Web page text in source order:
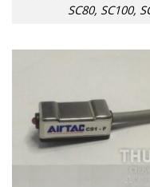
SC80, SC100,